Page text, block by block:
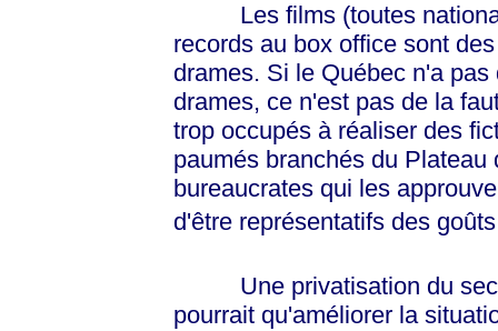
Les films (toutes
records au box office sont
drames. Si le Québec n'a
drames, ce n'est pas de la
trop occupés à réaliser des
paumés branchés du
bureaucrates qui les
d'être représentatifs des
Une privatisation du
pourrait qu'améliorer la